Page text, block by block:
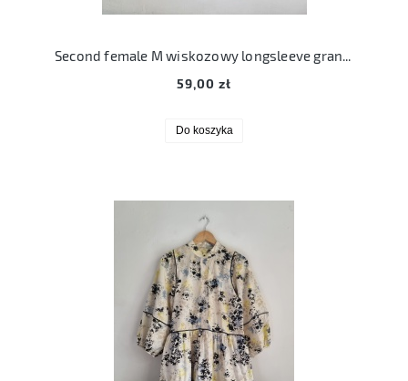
Second female M wiskozowy longsleeve granatowy w czerwone paski 38
59,00 zł
Do koszyka